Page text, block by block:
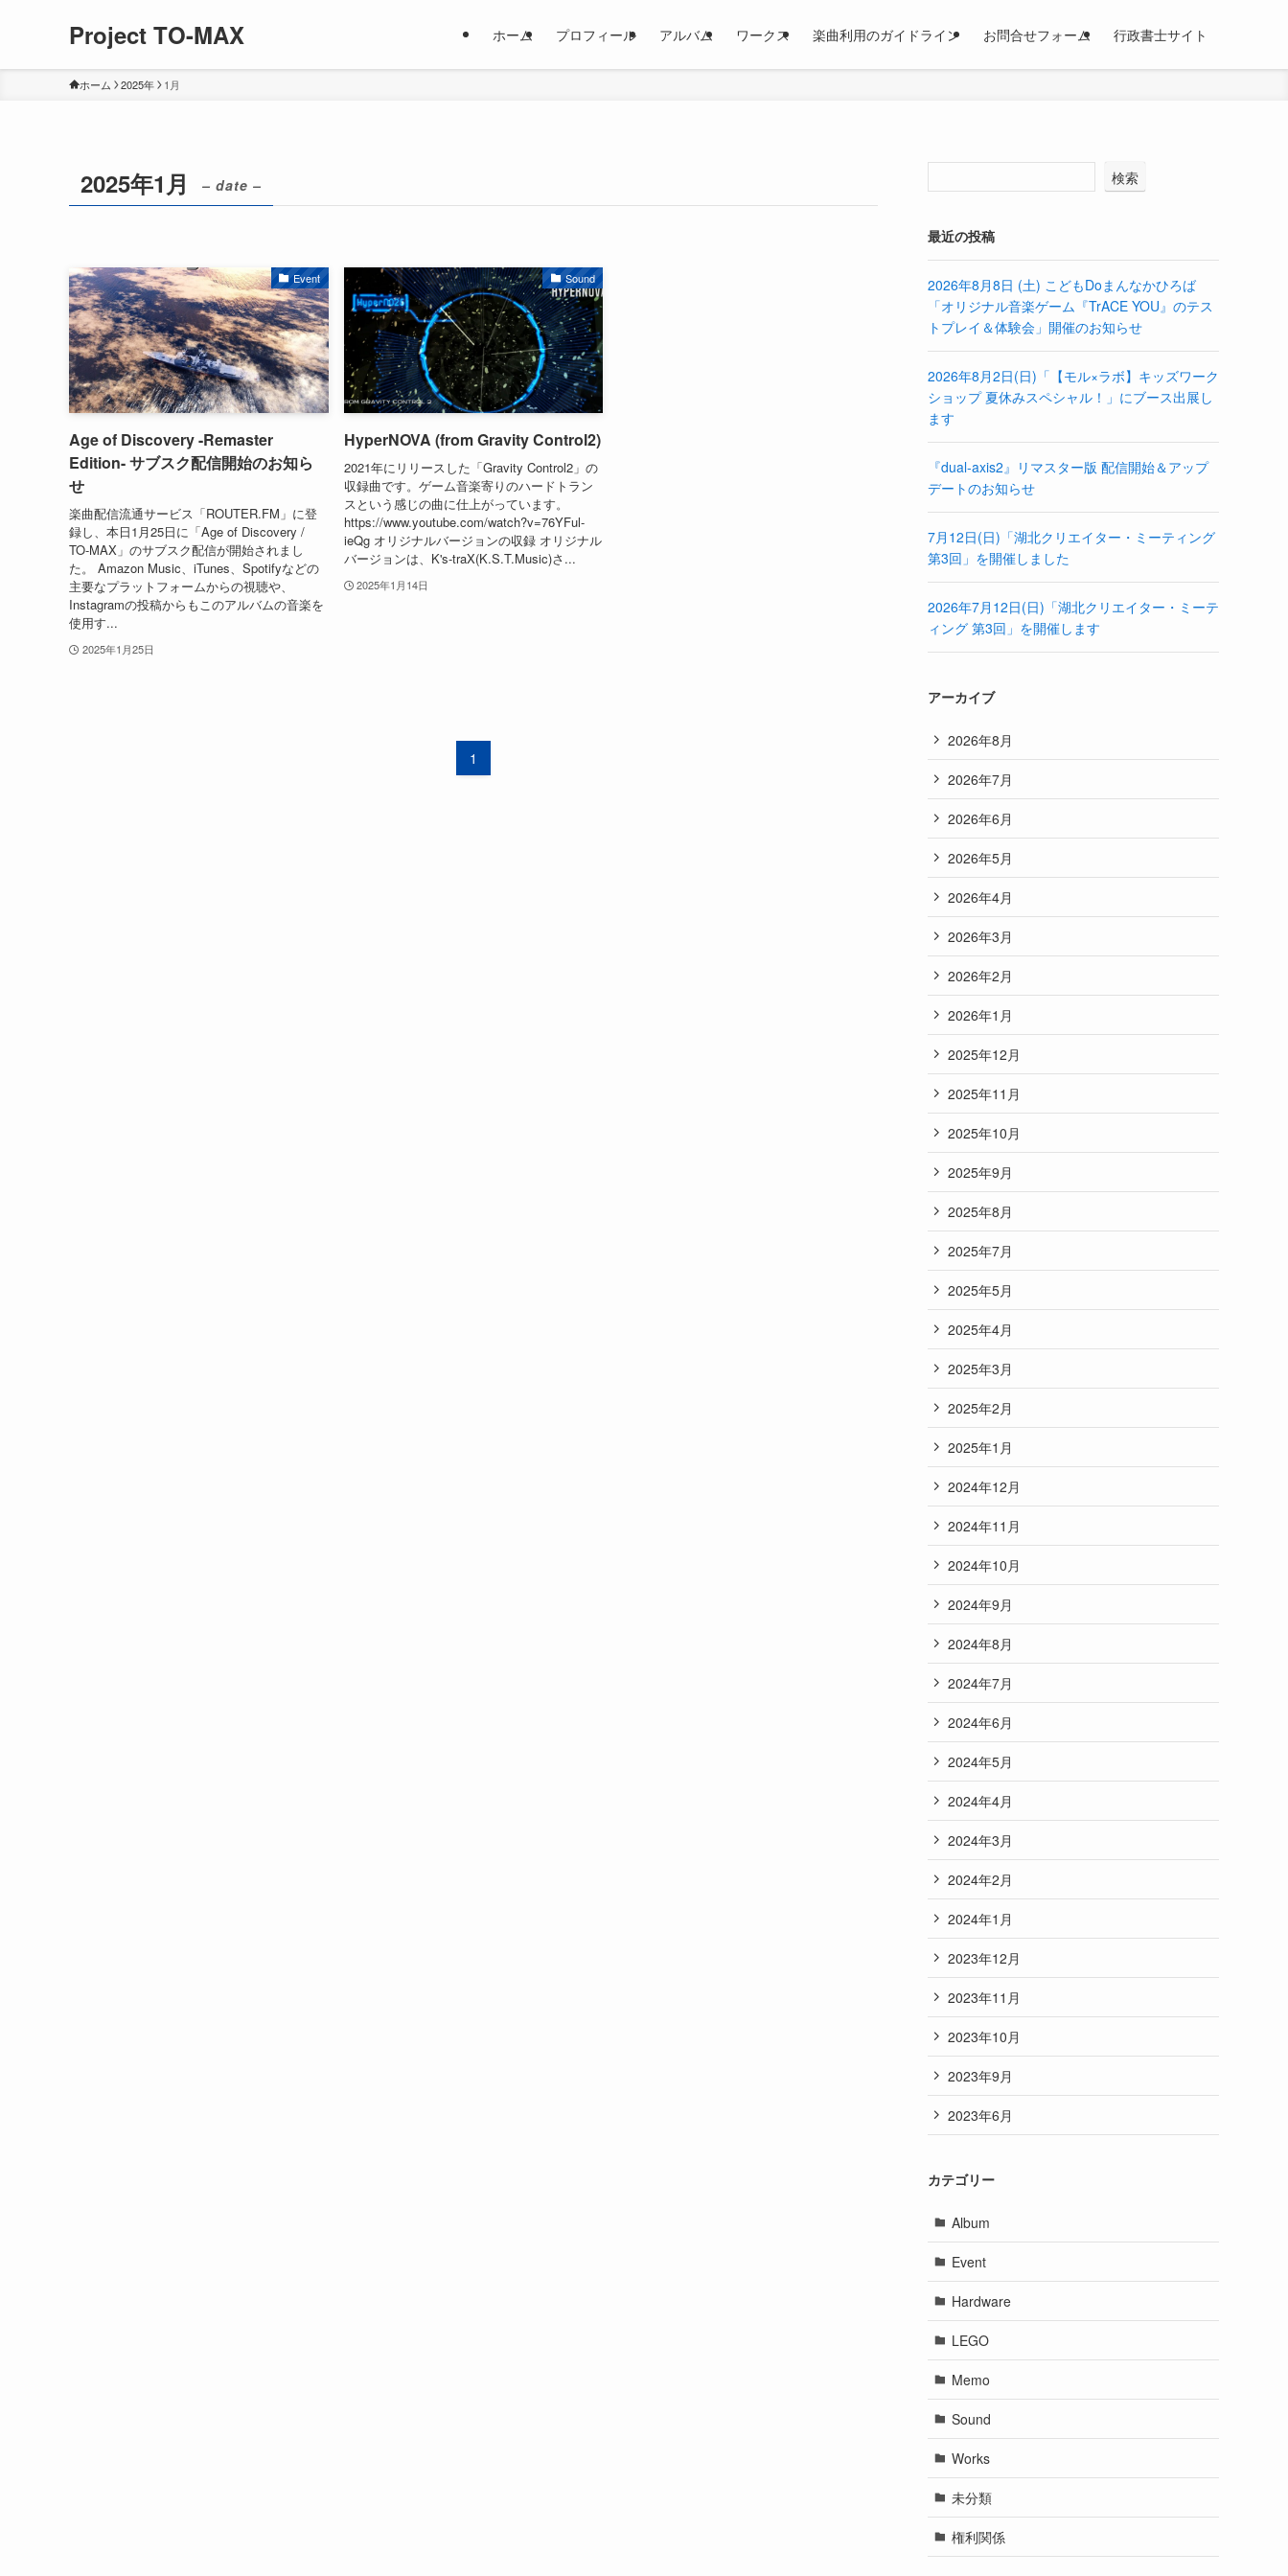
Project TO-MAX ホーム プロフィール アルバム ワークス 楽曲利用のガイドライン お問合せフォーム 行政書士サイト
ホーム 2025年 1月
2025年1月 – date –
Event
Age of Discovery -Remaster
Edition- サブスク配信開始のお知ら
せ
楽曲配信流通サービス「ROUTER.FM」に登
録し、本日1月25日に「Age of Discovery /
TO-MAX」のサブスク配信が開始されまし
た。 Amazon Music、iTunes、Spotifyなどの
主要なプラットフォームからの視聴や、
Instagramの投稿からもこのアルバムの音楽を
使用す...
2025年1月25日
Sound
HyperNOVA (from Gravity Control2)
2021年にリリースした「Gravity Control2」の
収録曲です。ゲーム音楽寄りのハードトラン
スという感じの曲に仕上がっています。
https://www.youtube.com/watch?v=76YFul-
ieQg オリジナルバージョンの収録 オリジナル
バージョンは、K's-traX(K.S.T.Music)さ...
2025年1月14日
1
検索
最近の投稿
2026年8月8日 (土) こどもDoまんなかひろば
「オリジナル音楽ゲーム『TrACE YOU』のテス
トプレイ＆体験会」開催のお知らせ
2026年8月2日(日)「【モル×ラボ】キッズワーク
ショップ 夏休みスペシャル！」にブース出展し
ます
『dual-axis2』リマスター版 配信開始＆アップ
デートのお知らせ
7月12日(日)「湖北クリエイター・ミーティング
第3回」を開催しました
2026年7月12日(日)「湖北クリエイター・ミーテ
ィング 第3回」を開催します
アーカイブ
2026年8月
2026年7月
2026年6月
2026年5月
2026年4月
2026年3月
2026年2月
2026年1月
2025年12月
2025年11月
2025年10月
2025年9月
2025年8月
2025年7月
2025年5月
2025年4月
2025年3月
2025年2月
2025年1月
2024年12月
2024年11月
2024年10月
2024年9月
2024年8月
2024年7月
2024年6月
2024年5月
2024年4月
2024年3月
2024年2月
2024年1月
2023年12月
2023年11月
2023年10月
2023年9月
2023年6月
カテゴリー
Album
Event
Hardware
LEGO
Memo
Sound
Works
未分類
権利関係